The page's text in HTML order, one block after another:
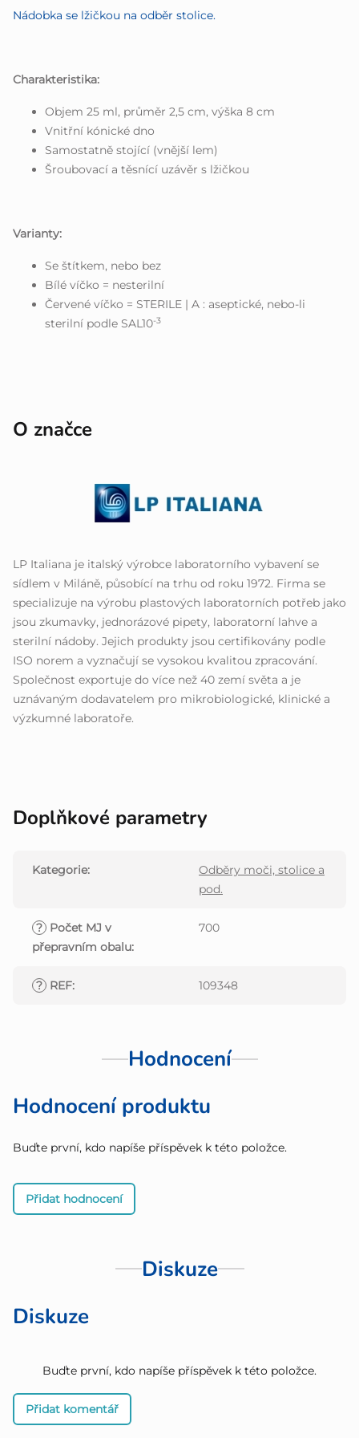
Nádobka se lžičkou na odběr stolice.
Charakteristika:
Objem 25 ml, průměr 2,5 cm, výška 8 cm
Vnitřní kónické dno
Samostatně stojící (vnější lem)
Šroubovací a těsnící uzávěr s lžičkou
Varianty:
Se štítkem, nebo bez
Bílé víčko = nesterilní
Červené víčko = STERILE | A : aseptické, nebo-li
sterilní podle SAL10-3
O značce
LP Italiana je italský výrobce laboratorního vybavení se
sídlem v Miláně, působící na trhu od roku 1972. Firma se
specializuje na výrobu plastových laboratorních potřeb jako
jsou zkumavky, jednorázové pipety, laboratorní lahve a
sterilní nádoby. Jejich produkty jsou certifikovány podle
ISO norem a vyznačují se vysokou kvalitou zpracování.
Společnost exportuje do více než 40 zemí světa a je
uznávaným dodavatelem pro mikrobiologické, klinické a
výzkumné laboratoře.
Doplňkové parametry
Kategorie:
Odběry moči, stolice a
pod.
? Počet MJ v
přepravním obalu:
700
? REF: 109348
Hodnocení
Hodnocení produktu
Buďte první, kdo napíše příspěvek k této položce.
Přidat hodnocení
Diskuze
Diskuze
Buďte první, kdo napíše příspěvek k této položce.
Přidat komentář